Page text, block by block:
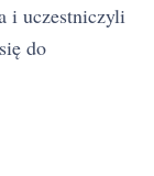
i uczestniczyli
do